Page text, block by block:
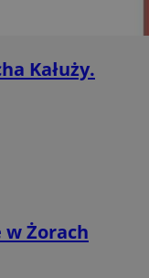
Kałuży.
Żorach